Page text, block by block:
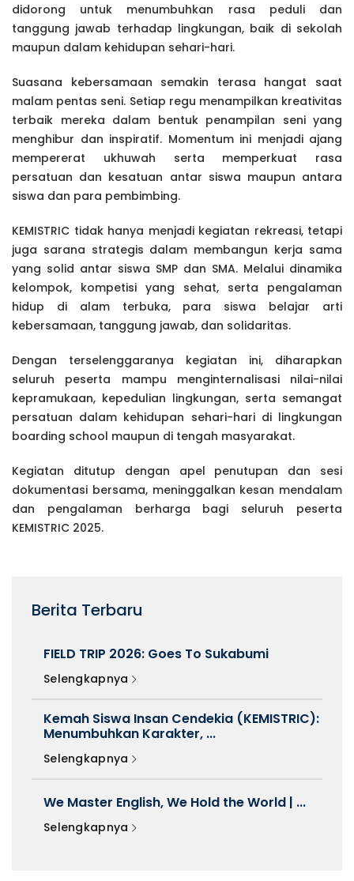
didorong untuk menumbuhkan rasa peduli dan
tanggung jawab terhadap lingkungan, baik di sekolah
maupun dalam kehidupan sehari-hari.
Suasana kebersamaan semakin terasa hangat saat
malam pentas seni. Setiap regu menampilkan kreativitas
terbaik mereka dalam bentuk penampilan seni yang
menghibur dan inspiratif. Momentum ini menjadi ajang
mempererat ukhuwah serta memperkuat rasa
persatuan dan kesatuan antar siswa maupun antara
siswa dan para pembimbing.
KEMISTRIC tidak hanya menjadi kegiatan rekreasi, tetapi
juga sarana strategis dalam membangun kerja sama
yang solid antar siswa SMP dan SMA. Melalui dinamika
kelompok, kompetisi yang sehat, serta pengalaman
hidup di alam terbuka, para siswa belajar arti
kebersamaan, tanggung jawab, dan solidaritas.
Dengan terselenggaranya kegiatan ini, diharapkan
seluruh peserta mampu menginternalisasi nilai-nilai
kepramukaan, kepedulian lingkungan, serta semangat
persatuan dalam kehidupan sehari-hari di lingkungan
boarding school maupun di tengah masyarakat.
Kegiatan ditutup dengan apel penutupan dan sesi
dokumentasi bersama, meninggalkan kesan mendalam
dan pengalaman berharga bagi seluruh peserta
KEMISTRIC 2025.
Berita Terbaru
FIELD TRIP 2026: Goes To Sukabumi
Selengkapnya
Kemah Siswa Insan Cendekia (KEMISTRIC):
Menumbuhkan Karakter, ...
Selengkapnya
We Master English, We Hold the World | ...
Selengkapnya